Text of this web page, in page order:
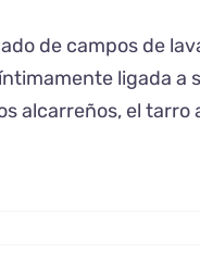
de campos de
ligada a
alcarreños, el tarro